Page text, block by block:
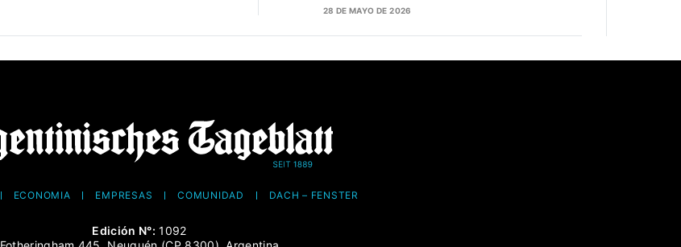
28 DE MAYO DE 2026
ECONOMÍA EMPRESAS COMUNIDAD DACH – FENSTER
Edición N°: 1092